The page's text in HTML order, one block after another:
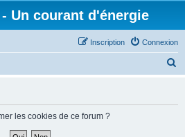
- Un courant d'énergie
Connexion
Inscription
les cookies de ce forum ?